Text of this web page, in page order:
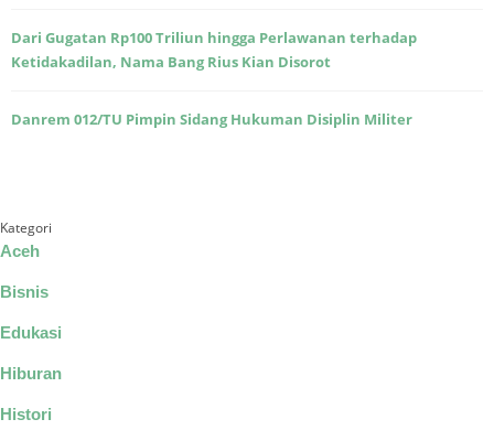
Dari Gugatan Rp100 Triliun hingga Perlawanan terhadap
Ketidakadilan, Nama Bang Rius Kian Disorot
Danrem 012/TU Pimpin Sidang Hukuman Disiplin Militer
Kategori
Aceh
Bisnis
Edukasi
Hiburan
Histori